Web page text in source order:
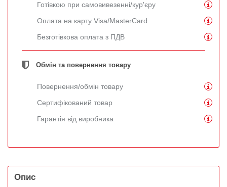
Готівкою при самовивезенні/кур'єру
Оплата на карту Visa/MasterCard
Безготівкова оплата з ПДВ
Обмін та повернення товару
Повернення/обмін товару
Сертифікований товар
Гарантія від виробника
Опис